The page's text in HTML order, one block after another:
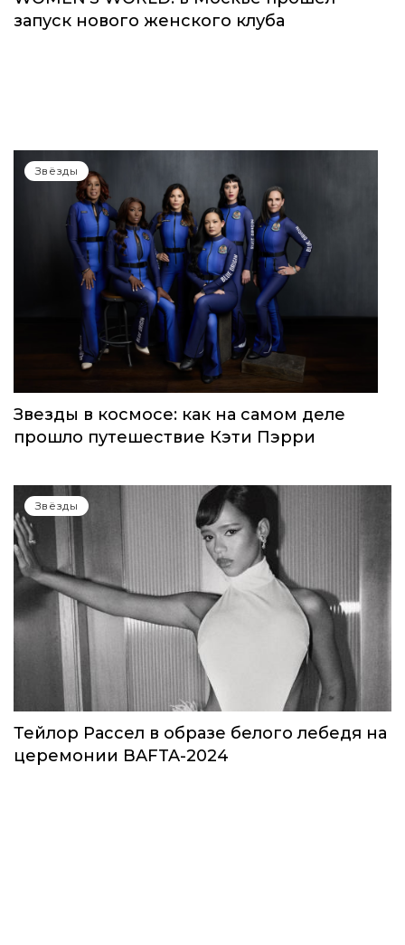
запуск нового женского клуба
Звёзды
Звезды в космосе: как на самом деле
прошло путешествие Кэти Пэрри
Звёзды
Тейлор Рассел в образе белого лебедя на
церемонии BAFTA-2024